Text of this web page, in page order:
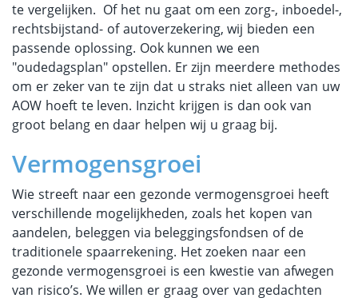
te vergelijken. Of het nu gaat om een zorg-, inboedel-,
rechtsbijstand- of autoverzekering, wij bieden een
passende oplossing. Ook kunnen we een
"oudedagsplan" opstellen. Er zijn meerdere methodes
om er zeker van te zijn dat u straks niet alleen van uw
AOW hoeft te leven. Inzicht krijgen is dan ook van
groot belang en daar helpen wij u graag bij.
Vermogensgroei
Wie streeft naar een gezonde vermogensgroei heeft
verschillende mogelijkheden, zoals het kopen van
aandelen, beleggen via beleggingsfondsen of de
traditionele spaarrekening. Het zoeken naar een
gezonde vermogensgroei is een kwestie van afwegen
van risico’s. We willen er graag over van gedachten